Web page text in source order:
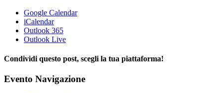
Google Calendar
iCalendar
Outlook 365
Outlook Live
Condividi questo post, scegli la tua piattaforma!
Facebook
X
LinkedIn
WhatsApp
Tumblr
Pinterest
Evento Navigazione